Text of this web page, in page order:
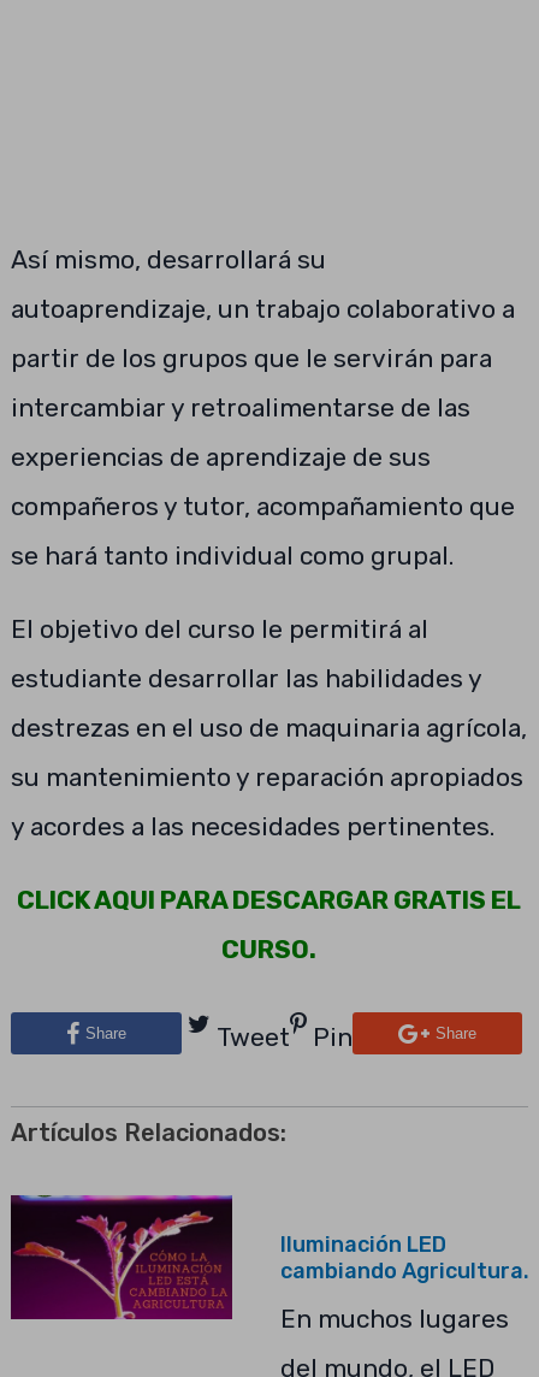
Así mismo, desarrollará su
autoaprendizaje, un trabajo colaborativo a
partir de los grupos que le servirán para
intercambiar y retroalimentarse de las
experiencias de aprendizaje de sus
compañeros y tutor, acompañamiento que
se hará tanto individual como grupal.
El objetivo del curso le permitirá al
estudiante desarrollar las habilidades y
destrezas en el uso de maquinaria agrícola,
su mantenimiento y reparación apropiados
y acordes a las necesidades pertinentes.
CLICK AQUI PARA DESCARGAR GRATIS EL
CURSO.
Share Tweet Pin Share
Artículos Relacionados:
Iluminación LED
cambiando Agricultura.
En muchos lugares
del mundo, el LED